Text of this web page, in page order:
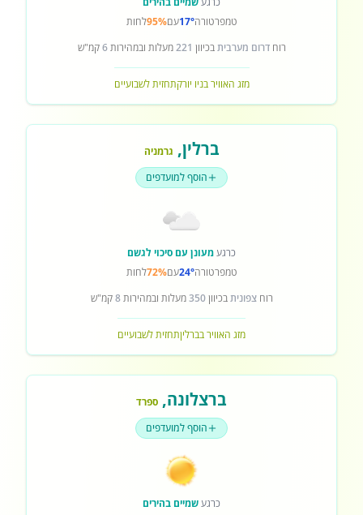
טמפרטורה17°עם95%לחות
רוחדרום מערביתבכיוון 221מעלות ובמהירות6קמ"ש
מזג האוויר בניו יורקתחזית לשבועיים
ברלין, גרמניה
הוסף למועדפים
כרגעמעונן עם סיכוי לגשם
טמפרטורה24°עם72%לחות
רוחצפוניתבכיוון350מעלות ובמהירות8קמ"ש
מזג האוויר בברליןתחזית לשבועיים
ברצלונה, ספרד
הוסף למועדפים
כרגעשמיים בהירים